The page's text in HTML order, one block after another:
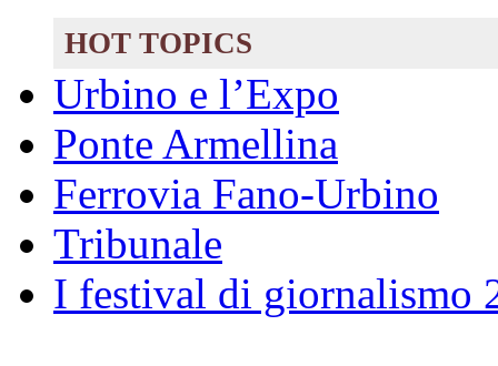
HOT TOPICS
Urbino e l’Expo
Ponte Armellina
Ferrovia Fano-Urbino
Tribunale
I festival di giornalismo